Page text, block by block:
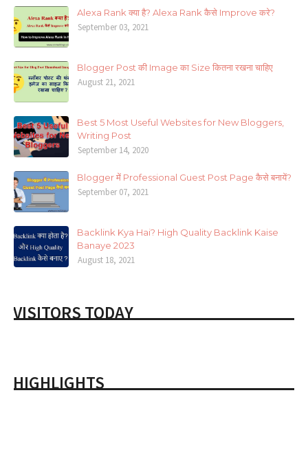
Alexa Rank क्या है? Alexa Rank कैसे Improve करे?
September 03, 2021
Blogger Post की Image का Size कितना रखना चाहिए
August 21, 2021
Best 5 Most Useful Websites for New Bloggers,
Writing Post
September 14, 2020
Blogger में Professional Guest Post Page कैसे बनायें?
September 07, 2021
Backlink Kya Hai? High Quality Backlink Kaise
Banaye 2023
August 18, 2021
VISITORS TODAY
HIGHLIGHTS